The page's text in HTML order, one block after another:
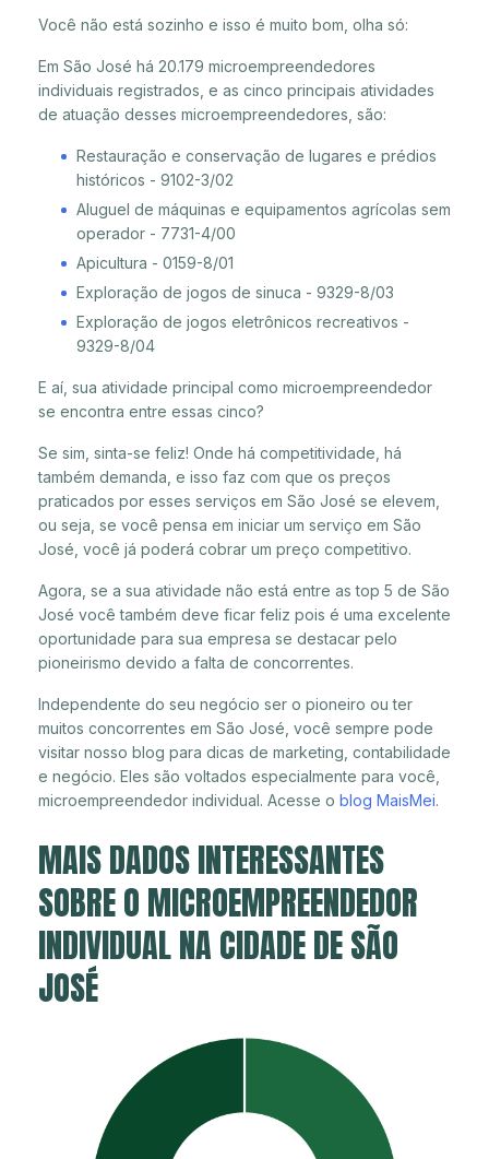
Você não está sozinho e isso é muito bom, olha só:
Em São José há 20.179 microempreendedores
individuais registrados, e as cinco principais atividades
de atuação desses microempreendedores, são:
Restauração e conservação de lugares e prédios
históricos - 9102-3/02
Aluguel de máquinas e equipamentos agrícolas sem
operador - 7731-4/00
Apicultura - 0159-8/01
Exploração de jogos de sinuca - 9329-8/03
Exploração de jogos eletrônicos recreativos -
9329-8/04
E aí, sua atividade principal como microempreendedor
se encontra entre essas cinco?
Se sim, sinta-se feliz! Onde há competitividade, há
também demanda, e isso faz com que os preços
praticados por esses serviços em São José se elevem,
ou seja, se você pensa em iniciar um serviço em São
José, você já poderá cobrar um preço competitivo.
Agora, se a sua atividade não está entre as top 5 de São
José você também deve ficar feliz pois é uma excelente
oportunidade para sua empresa se destacar pelo
pioneirismo devido a falta de concorrentes.
Independente do seu negócio ser o pioneiro ou ter
muitos concorrentes em São José, você sempre pode
visitar nosso blog para dicas de marketing, contabilidade
e negócio. Eles são voltados especialmente para você,
microempreendedor individual. Acesse o blog MaisMei.
MAIS DADOS INTERESSANTES
SOBRE O MICROEMPREENDEDOR
INDIVIDUAL NA CIDADE DE SÃO
JOSÉ